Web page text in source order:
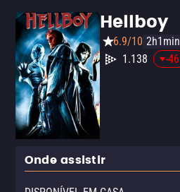
Hellboy
6.9/10 2h1min
1.138
-46
Onde assistir